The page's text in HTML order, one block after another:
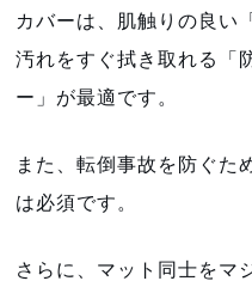
カバーは、肌触りの良い
汚れをすぐ拭き取れる「
ー」が最適です。
また、転倒事故を防ぐた
は必須です。
さらに、マット同士をマ